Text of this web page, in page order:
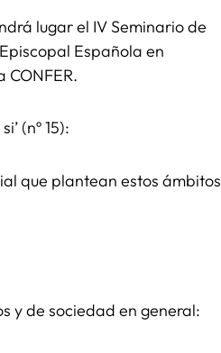
lugar el IV Seminario de
Española en
(nº 15):
que plantean estos ámbitos
y de sociedad en general: